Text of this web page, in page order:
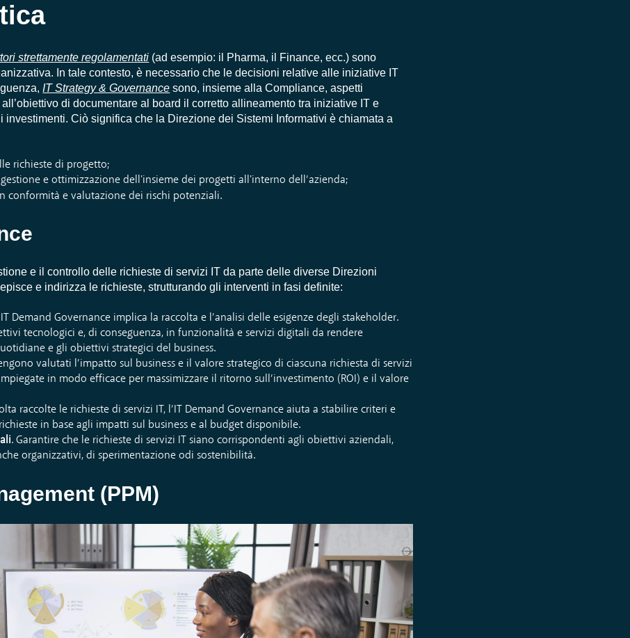
strettamente regolamentati (ad esempio: il Pharma, il Finance, ecc.) sono
In tale contesto, è necessario che le decisioni relative alle iniziative IT
IT Strategy & Governance sono, insieme alla Compliance, aspetti
di documentare al board il corretto allineamento tra iniziative IT e
Ciò significa che la Direzione dei Sistemi Informativi è chiamata a
richieste di progetto;
gestione e ottimizzazione dell'insieme dei progetti all'interno dell’azienda;
conformità e valutazione dei rischi potenziali.
e il controllo delle richieste di servizi IT da parte delle diverse Direzioni
e indirizza le richieste, strutturando gli interventi in fasi definite:
Demand Governance implica la raccolta e l’analisi delle esigenze degli stakeholder.
tecnologici e, di conseguenza, in funzionalità e servizi digitali da rendere
e gli obiettivi strategici del business.
valutati l’impatto sul business e il valore strategico di ciascuna richiesta di servizi
impiegate in modo efficace per massimizzare il ritorno sull’investimento (ROI) e il valore
raccolte le richieste di servizi IT, l’IT Demand Governance aiuta a stabilire criteri e
in base agli impatti sul business e al budget disponibile.
. Garantire che le richieste di servizi IT siano corrispondenti agli obiettivi aziendali,
organizzativi, di sperimentazione odi sostenibilità.
(PPM)